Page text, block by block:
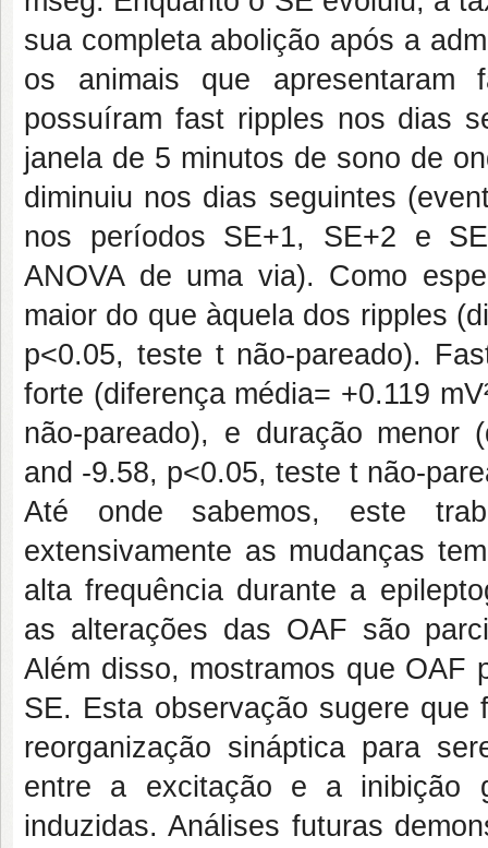
sua completa abolição após a
os animais que
possuíram fast ripples nos dias
janela de 5 minutos de sono de
diminuiu nos dias seguintes
nos períodos SE+1, SE+2 e
ANOVA de uma via). Como
maior do que àquela dos ripples
p<0.05, teste t não-pareado).
forte (diferença média= +0.119
não-pareado), e duração menor
and -9.58, p<0.05, teste t não-
Até onde sabemos, este
extensivamente as mudanças
alta frequência durante a
as alterações das OAF são
Além disso, mostramos que OAF
SE. Esta observação sugere
reorganização sináptica para
entre a excitação e a inibição
induzidas. Análises futuras